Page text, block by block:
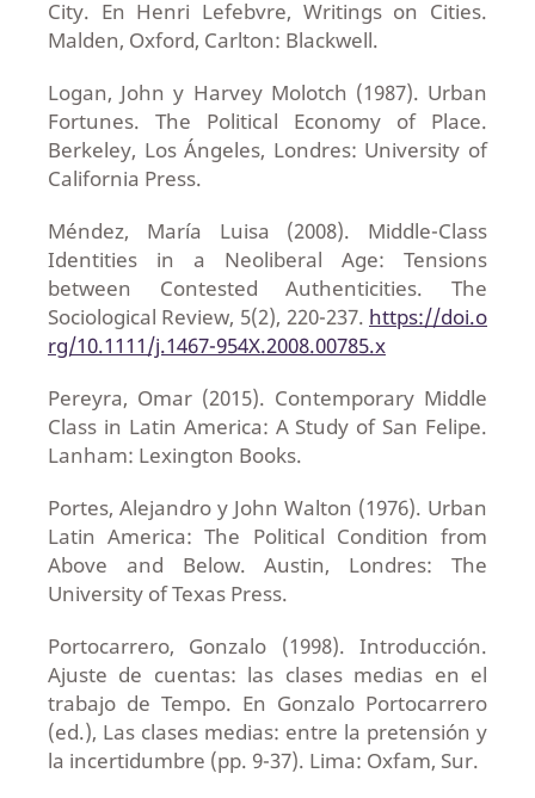
City. En Henri Lefebvre, Writings on Cities.
Malden, Oxford, Carlton: Blackwell.
Logan, John y Harvey Molotch (1987). Urban
Fortunes. The Political Economy of Place.
Berkeley, Los Ángeles, Londres: University of
California Press.
Méndez, María Luisa (2008). Middle-Class
Identities in a Neoliberal Age: Tensions
between Contested Authenticities. The
Sociological Review, 5(2), 220-237. https://doi.o
rg/10.1111/j.1467-954X.2008.00785.x
Pereyra, Omar (2015). Contemporary Middle
Class in Latin America: A Study of San Felipe.
Lanham: Lexington Books.
Portes, Alejandro y John Walton (1976). Urban
Latin America: The Political Condition from
Above and Below. Austin, Londres: The
University of Texas Press.
Portocarrero, Gonzalo (1998). Introducción.
Ajuste de cuentas: las clases medias en el
trabajo de Tempo. En Gonzalo Portocarrero
(ed.), Las clases medias: entre la pretensión y
la incertidumbre (pp. 9-37). Lima: Oxfam, Sur.